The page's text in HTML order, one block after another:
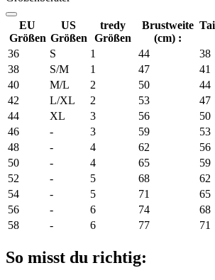
EU
Größen
US
Größen
tredy
Größen
Brustweite
(cm) :
36
S 1 44 38
38
S/M 1 47 41
40
M/L 2 50 44
42
L/XL 2 53 47
44
XL 3 56 50
46
- 3 59 53
48
- 4 62 56
50
- 4 65 59
52
- 5 68 62
54
- 5 71 65
56
- 6 74 68
58
- 6 77 71
So misst du richtig: